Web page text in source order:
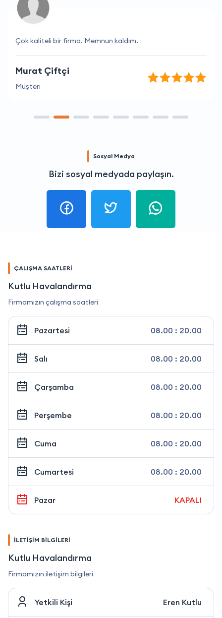
Çok kaliteli bir firma. Memnun kaldım.
Murat Çiftçi
Müşteri
Sosyal Medya
Bizi sosyal medyada paylaşın.
ÇALIŞMA SAATLERİ
Kutlu Havalandırma
Firmamızın çalışma saatleri
Pazartesi 08.00 : 20.00
Salı 08.00 : 20.00
Çarşamba 08.00 : 20.00
Perşembe 08.00 : 20.00
Cuma 08.00 : 20.00
Cumartesi 08.00 : 20.00
Pazar KAPALI
İLETİŞİM BİLGİLERİ
Kutlu Havalandırma
Firmamızın iletişim bilgileri
Yetkili Kişi Eren Kutlu